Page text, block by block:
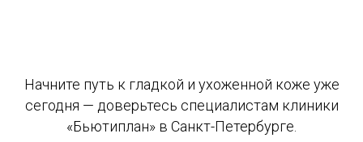
Начните путь к гладкой и ухоженной коже уже
сегодня — доверьтесь специалистам клиники
«Бьютиплан» в Санкт-Петербурге.